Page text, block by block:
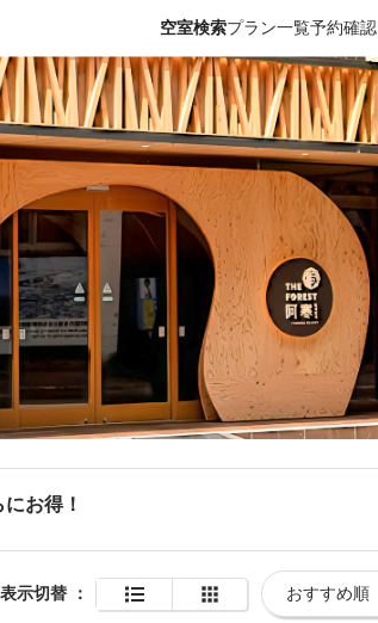
空室検索プラン一覧予約確認
お得！
表示切替 ：